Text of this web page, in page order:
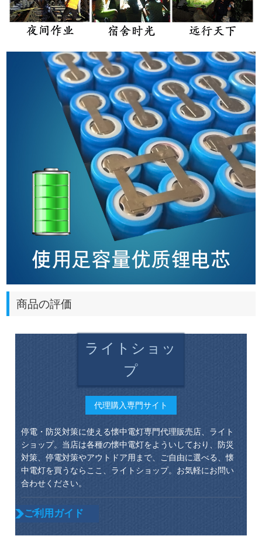
商品の評価
ライトショッ
プ
代理購入専門サイト
停電・防災対策に使える懐中電灯専門代理販売店、ライト
ショップ。当店は各種の懐中電灯をよういしており、防災
対策、停電対策やアウトドア用まで、ご自由に選べる、懐
中電灯を買うならここ、ライトショップ。お気軽にお問い
合わせください。
ご利用ガイド